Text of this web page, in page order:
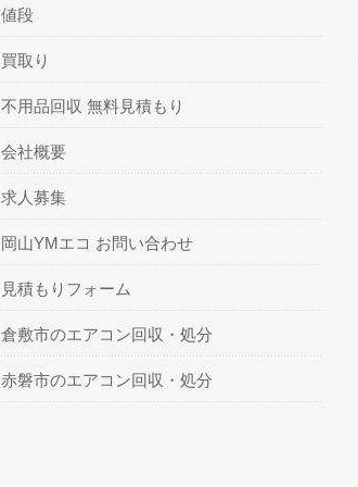
値段
買取り
不用品回収 無料見積もり
会社概要
求人募集
岡山YMエコ お問い合わせ
見積もりフォーム
倉敷市のエアコン回収・処分
赤磐市のエアコン回収・処分